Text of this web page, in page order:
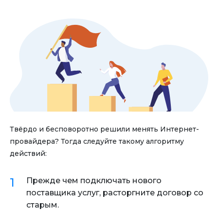
Твёрдо и бесповоротно решили менять Интернет-
провайдера? Тогда следуйте такому алгоритму
действий:
Прежде чем подключать нового
поставщика услуг, расторгните договор со
старым.